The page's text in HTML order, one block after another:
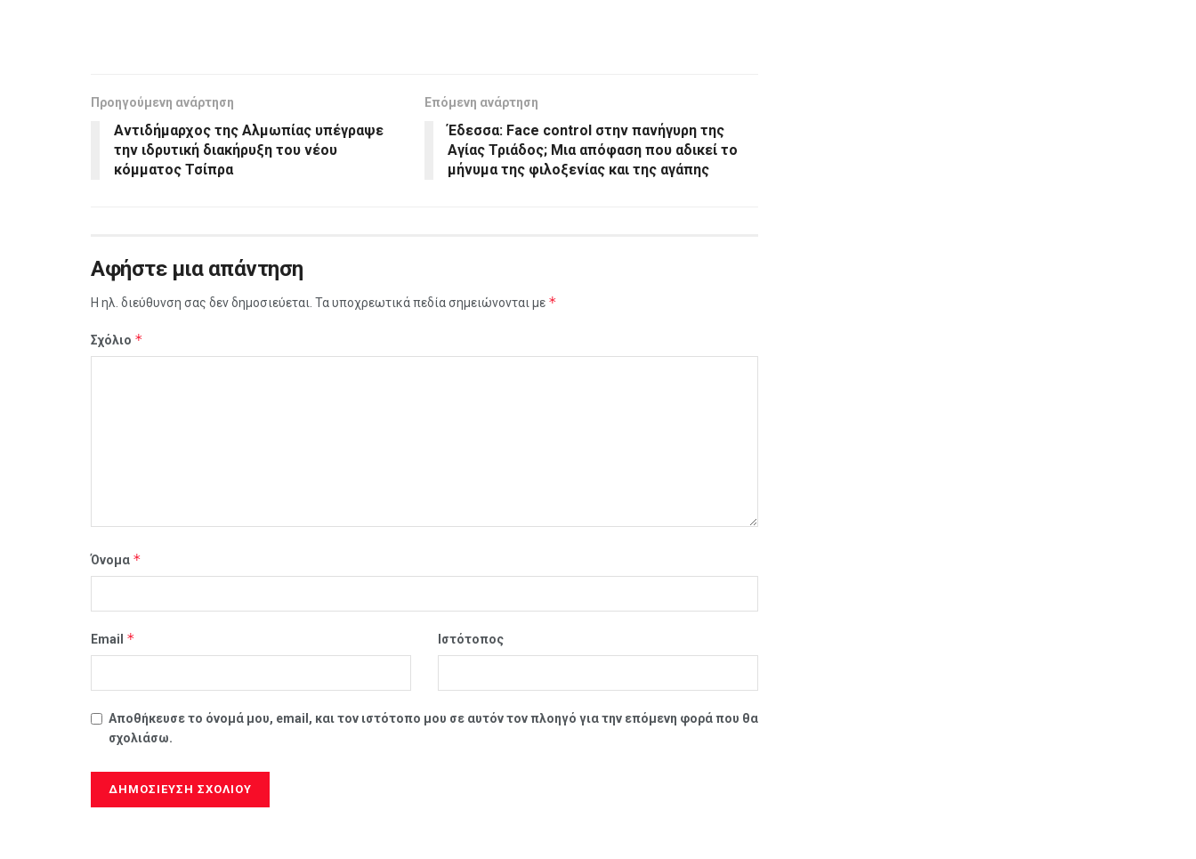
Προηγούμενη ανάρτηση
Αντιδήμαρχος της Αλμωπίας υπέγραψε
την ιδρυτική διακήρυξη του νέου
κόμματος Τσίπρα
Επόμενη ανάρτηση
Έδεσσα: Face control στην πανήγυρη της
Αγίας Τριάδος; Μια απόφαση που αδικεί το
μήνυμα της φιλοξενίας και της αγάπης
Αφήστε μια απάντηση
Η ηλ. διεύθυνση σας δεν δημοσιεύεται. Τα υποχρεωτικά πεδία σημειώνονται με *
Σχόλιο *
Όνομα *
Email * Ιστότοπος
Αποθήκευσε το όνομά μου, email, και τον ιστότοπο μου σε αυτόν τον πλοηγό για την επόμενη φορά που θα
σχολιάσω.